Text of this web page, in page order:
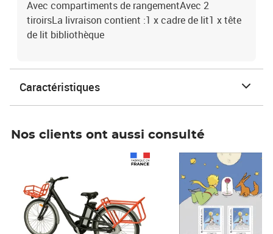
Avec compartiments de rangementAvec 2
tiroirsLa livraison contient :1 x cadre de lit1 x tête
de lit bibliothèque
Caractéristiques
Nos clients ont aussi consulté
Prix 7,50€